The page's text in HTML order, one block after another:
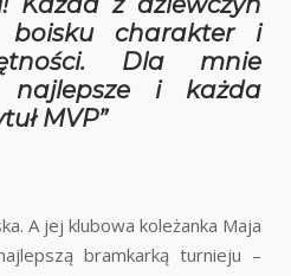
boisku charakter i
Dla mnie
najlepsze i każda
MVP”
A jej klubowa koleżanka Maja
bramkarką turnieju –